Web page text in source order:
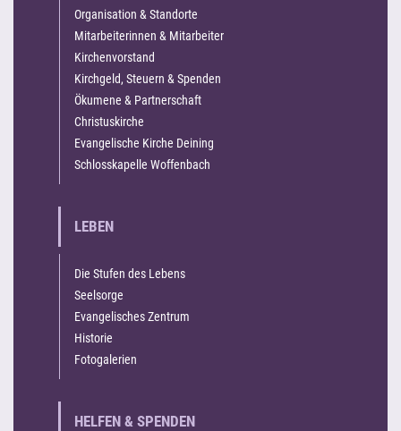
Organisation & Standorte
Mitarbeiterinnen & Mitarbeiter
Kirchenvorstand
Kirchgeld, Steuern & Spenden
Ökumene & Partnerschaft
Christuskirche
Evangelische Kirche Deining
Schlosskapelle Woffenbach
LEBEN
Die Stufen des Lebens
Seelsorge
Evangelisches Zentrum
Historie
Fotogalerien
HELFEN & SPENDEN